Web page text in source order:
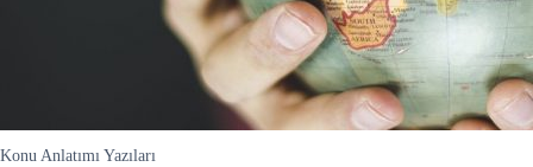
Konu Anlatımı Yazıları